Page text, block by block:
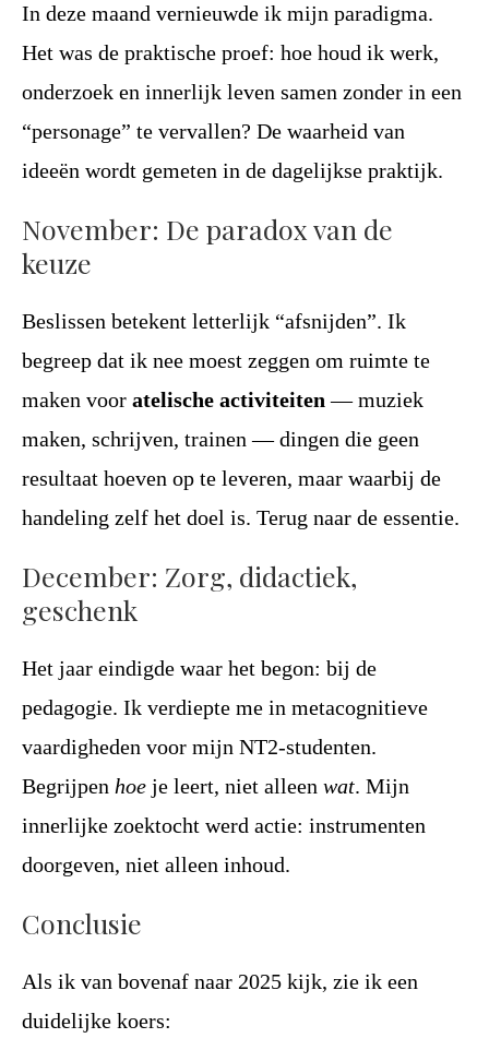
In deze maand vernieuwde ik mijn paradigma.
Het was de praktische proef: hoe houd ik werk,
onderzoek en innerlijk leven samen zonder in een
“personage” te vervallen? De waarheid van
ideeën wordt gemeten in de dagelijkse praktijk.
November: De paradox van de
keuze
Beslissen betekent letterlijk “afsnijden”. Ik
begreep dat ik nee moest zeggen om ruimte te
maken voor atelische activiteiten — muziek
maken, schrijven, trainen — dingen die geen
resultaat hoeven op te leveren, maar waarbij de
handeling zelf het doel is. Terug naar de essentie.
December: Zorg, didactiek,
geschenk
Het jaar eindigde waar het begon: bij de
pedagogie. Ik verdiepte me in metacognitieve
vaardigheden voor mijn NT2-studenten.
Begrijpen hoe je leert, niet alleen wat. Mijn
innerlijke zoektocht werd actie: instrumenten
doorgeven, niet alleen inhoud.
Conclusie
Als ik van bovenaf naar 2025 kijk, zie ik een
duidelijke koers: